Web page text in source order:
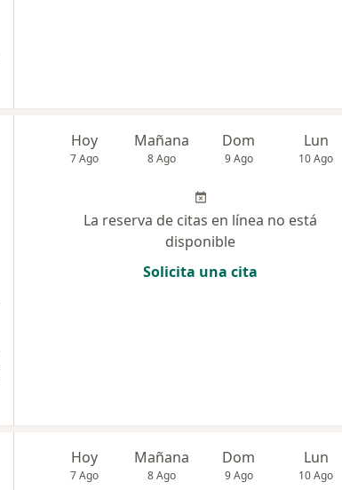
Hoy
7 Ago
Mañana
8 Ago
Dom
9 Ago
Lun
10 Ago
La reserva de citas en línea no está
disponible
Solicita una cita
Hoy
7 Ago
Mañana
8 Ago
Dom
9 Ago
Lun
10 Ago